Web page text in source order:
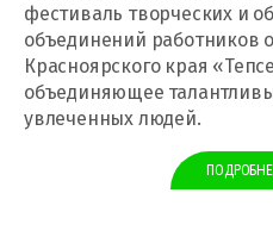
фестиваль творческих и
объединений работников
Красноярского края
объединяющее
увлеченных людей.